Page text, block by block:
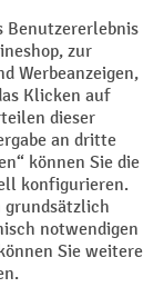
Privacy Settings
und ggf.